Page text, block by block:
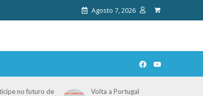
Agosto 7, 2026
no futuro de
Volta a Portugal